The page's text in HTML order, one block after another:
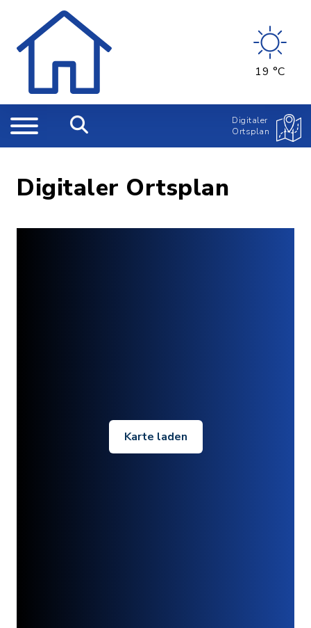
19 °C
Digitaler
Ortsplan
Digitaler Ortsplan
Karte laden